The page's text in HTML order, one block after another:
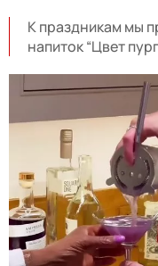
К праздникам мы
напиток “Цвет